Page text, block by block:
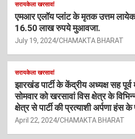
सरायकेला खरसावां
एमआर एलॉय प्लांट के मृतक उत्तम लायेक
16.50 लाख रुपये मुआवजा.
July 19, 2024 CHAMAKTA BHARAT
सरायकेला खरसावां
झारखंड पार्टी के केंद्रीय अध्यक्ष सह
सोमवार को खरसावां विस क्षेत्र के
क्षेत्र से पार्टी की प्रत्याशी अर्पणा हंस
April 22, 2024 CHAMAKTA BHARAT